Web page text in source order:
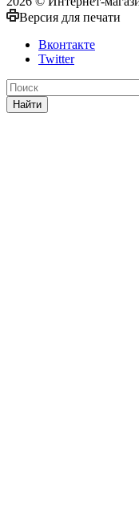
Версия для печати
Вконтакте
Twitter
Найти